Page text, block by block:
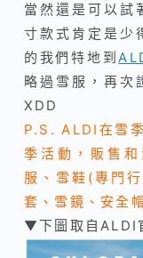
當然還是可以試
寸款式肯定是少
的我們特地到
略過雪服，再次
XDD
P.S. ALDI在雪
季活動，販售
服、雪鞋(專門
套、雪鏡、安全
▼下圖取自ALDI